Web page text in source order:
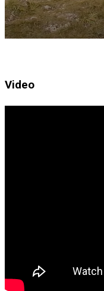
Video